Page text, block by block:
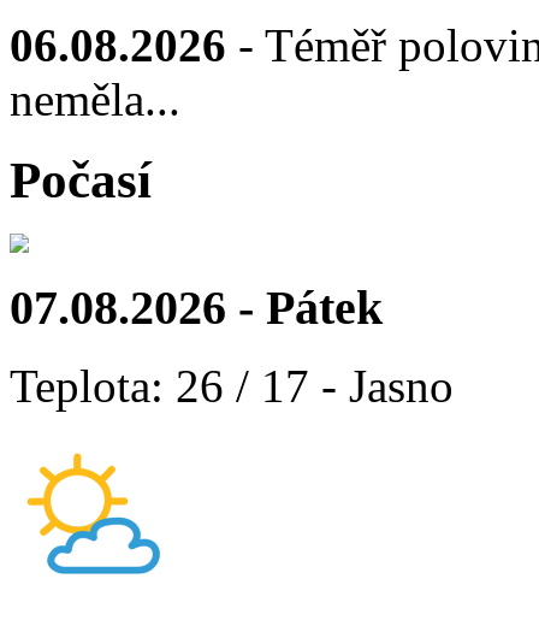
06.08.2026 - Téměř
neměla...
Počasí
07.08.2026 - Pátek
Teplota: 26 / 17 - Jasno